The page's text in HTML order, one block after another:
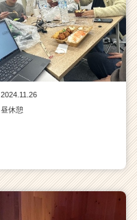
2024.11.26
昼休憩